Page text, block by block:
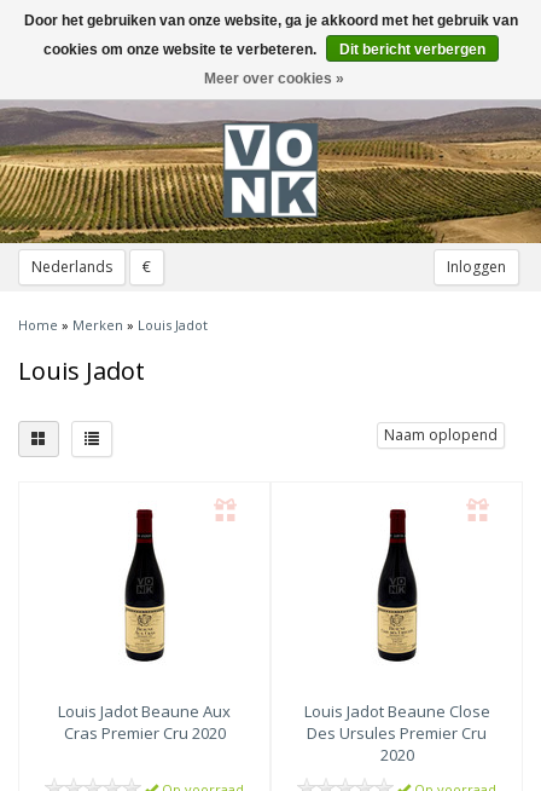
Nederlands € Inloggen
Toggle
navigation
Home » Merken » Louis Jadot
Louis Jadot
Naam oplopend
Louis JadotBeaune Aux
Cras Premier Cru 2020
Louis JadotBeaune Close
Des Ursules Premier Cru
2020
Door het gebruiken van onze website, ga je akkoord met het gebruik van
cookies om onze website te verbeteren.
Dit bericht verbergen
Meer over cookies »